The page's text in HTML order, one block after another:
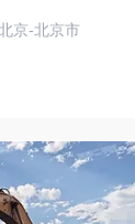
京-北京市